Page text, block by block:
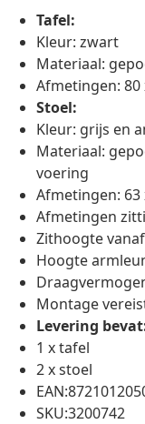
Tafel:
Kleur: zwart
Materiaal:
Afmetingen: 80
Stoel:
Kleur: grijs en
Materiaal:
voering
Afmetingen: 63
Afmetingen
Zithoogte
Hoogte
Montage
Levering
1 x tafel
2 x stoel
SKU:3200742